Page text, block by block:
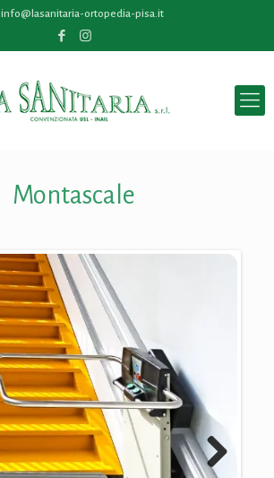
info@lasanitaria-ortopedia-pisa.it
Montascale